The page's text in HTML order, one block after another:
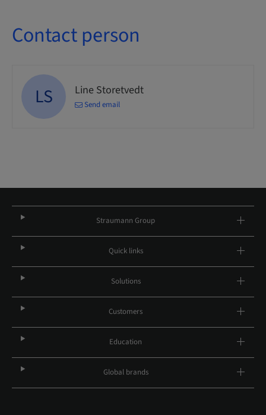
Contact person
LS Line Storetvedt
Send email
Straumann Group
Quick links
Solutions
Customers
Education
Global brands